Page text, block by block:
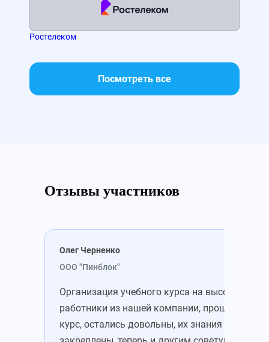
Ростелеком
Посмотреть все
Отзывы участников
Олег Черненко
ООО "Пинблок"
Организация учебного курса на высоте. Все
работники из нашей компании, прошедшие
курс, остались довольны, их знания